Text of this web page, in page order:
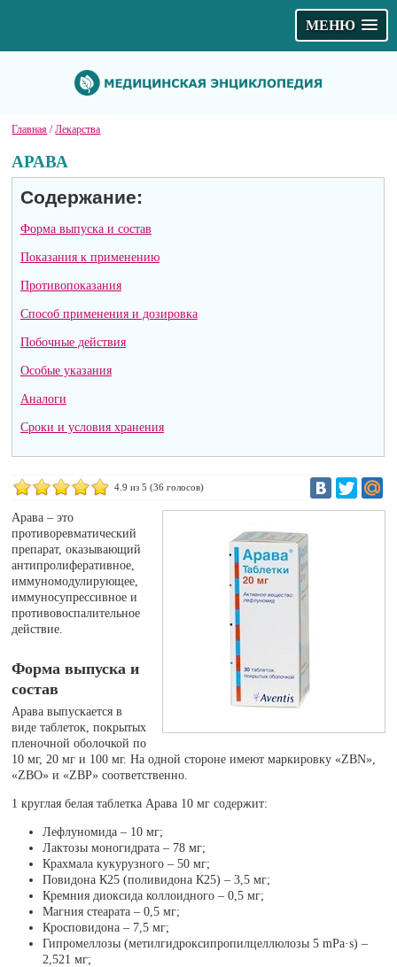
МЕНЮ
Главная /Лекарства
АРАВА
Содержание:
Форма выпуска и состав
Показания к применению
Противопоказания
Способ применения и дозировка
Побочные действия
Особые указания
Аналоги
Сроки и условия хранения
4.9 из 5 (36 голосов)
Арава – это
противоревматический
препарат, оказывающий
антипролиферативное,
иммуномодулирующее,
иммуносупрессивное и
противовоспалительное
действие.
Форма выпуска и
состав
Арава выпускается в
виде таблеток, покрытых
пленочной оболочкой по
10 мг, 20 мг и 100 мг. На одной стороне имеют маркировку «ZBN»,
«ZBO» и «ZBP» соответственно.
1 круглая белая таблетка Арава 10 мг содержит:
Лефлуномида – 10 мг;
Лактозы моногидрата – 78 мг;
Крахмала кукурузного – 50 мг;
Повидона К25 (поливидона К25) – 3,5 мг;
Кремния диоксида коллоидного – 0,5 мг;
Магния стеарата – 0,5 мг;
Кросповидона – 7,5 мг;
Гипромеллозы (метилгидроксипропилцеллюлозы 5 mPa·s) –
2,521 мг;